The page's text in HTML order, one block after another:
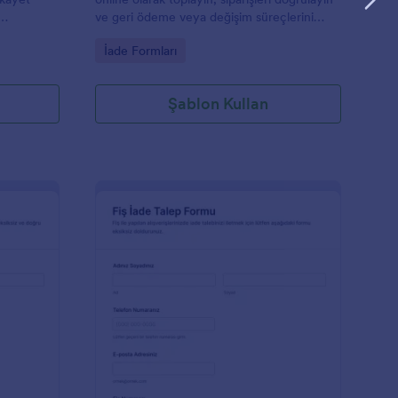
ve geri ödeme veya değişim süreçlerini
Go to Category:
İade Formları
Şablon Kullan